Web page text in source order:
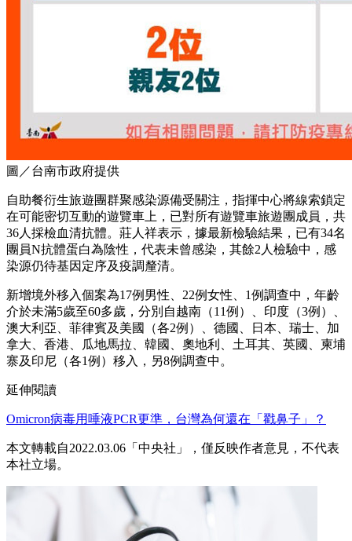
圖／台南市政府提供
自助餐衍生旅遊團群聚感染源備受關注，指揮中心將線索鎖定
在可能密切互動的遊覽車上，已對所有遊覽車旅遊團成員，共
36人採檢血清抗體。莊人祥表示，據最新檢驗結果，已有34名
團員N抗體蛋白為陰性，代表未曾感染，其餘2人檢驗中，感
染源仍待基因定序及疫調釐清。
新增境外移入個案為17例男性、22例女性、1例調查中，年齡
介於未滿5歲至60多歲，分別自越南（11例）、印度（3例）、
澳大利亞、菲律賓及美國（各2例）、德國、日本、瑞士、加
拿大、香港、瓜地馬拉、韓國、奧地利、土耳其、英國、柬埔
寨及印尼（各1例）移入，另8例調查中。
延伸閱讀
Omicron病毒用唾液PCR更準，台灣為何還在「戳鼻子」？
本文轉載自2022.03.06「中央社」，僅反映作者意見，不代表
本社立場。